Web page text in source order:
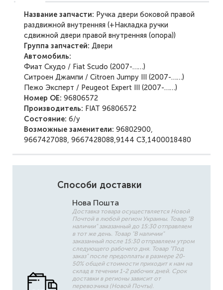
Название запчасти: Ручка двери боковой правой
раздвижной внутренняя (+Накладка ручки
сдвижной двери правой внутренняя (опора))
Группа запчастей: Двери
Автомобиль:
Фиат Скудо / Fiat Scudo (2007-……)
Ситроен Джампи / Citroen Jumpy III (2007-……)
Пежо Эксперт / Peugeot Expert III (2007-……)
Номер ОЕ: 96806572
Производитель: FIAT 96806572
Состояние: б/у
Возможные заменители: 96802900,
9667427088, 9667428088,9144 C3,1400018480
Способи доставки
Нова Пошта
Доставка товара осуществляется Новой
Почтой в любой регион Украины. Товар "В
наличии" заказанный до 15:30 отправляем
в тот же день. Товар "В наличии"
заказанный после 15:30 отправляем утром
следующего рабочего дня. Товар "Под
заказ" после предоплаты в размере 20-
50% общей стоимости приходит к нам на
склад в течении 1-2 рабочих дней. Срок
доставки в регионы зависит от
перевозчика (Новой Почты).